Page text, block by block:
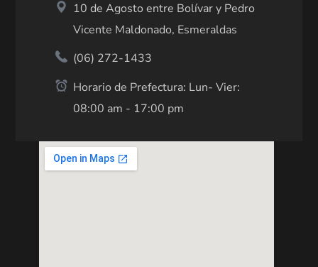
10 de Agosto entre Bolívar y Pedro
Vicente Maldonado, Esmeraldas
(06) 272-1433
Horario de Prefectura: Lun- Vier:
08:00 am - 17:00 pm